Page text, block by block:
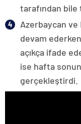
tarafından bile
Azerbaycan ve
devam
açıkça ifade
ise hafta
gerçekleştirdi.